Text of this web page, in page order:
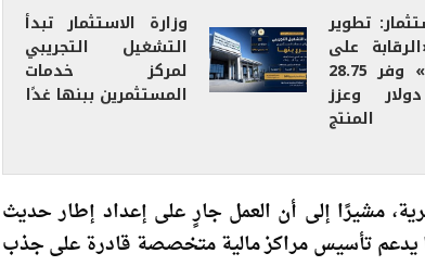
على
الصادرات» وفر 28.75
وعزز
المنتج
التشغيل التجريبي
لمركز خدمات
المستثمرين ببنها غدًا
مشيرًا إلى أن العمل جارٍ على إعداد إطار حديث
يدعم تأسيس مراكز مالية متخصصة قادرة على جذب